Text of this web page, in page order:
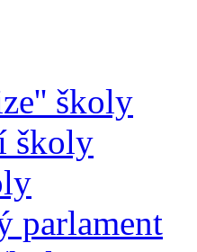
školy
školy
parlament